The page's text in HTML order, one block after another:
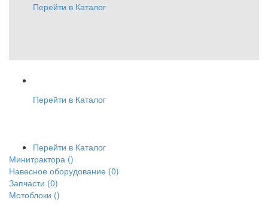
Перейти в Каталог
Перейти в Каталог
Перейти в Каталог
Минитрактора ()
Навесное оборудование (0)
Запчасти (0)
Мотоблоки ()